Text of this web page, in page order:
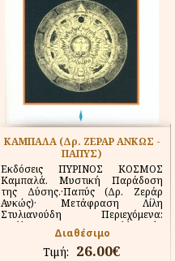
ΚΑΜΠΑΛΑ (Δρ. ΖΕΡΑΡ ΑΝΚΩΣ -
ΠΑΠΥΣ)
Εκδόσεις ΠΥΡΙΝΟΣ ΚΟΣΜΟΣ
Καμπαλά. Μυστική Παράδοση
της Δύσης.·Παπύς (Δρ. Ζεράρ
Ανκώς)· Μετάφραση Λίλη
Στυλιανούδη Περιεχόμενα:
Πρόλογος της ελληνικής
μετάφρασης ·...Διαθέσιμο
Τιμή: 26.00€